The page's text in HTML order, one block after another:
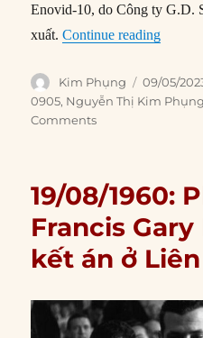
Enovid-10, do Công ty G.D.
xuất.Continue reading“09/
Author
Kim Phụng
Posted
on
09/05/
0905, Nguyễn Thị Kim Phụng
Comments
19/08/1960:
Francis
kết án ở